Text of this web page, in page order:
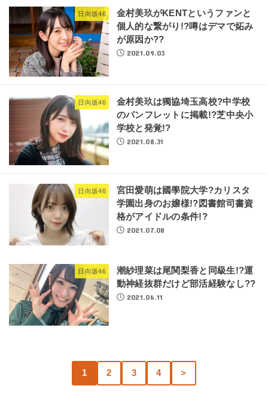
日向坂46
金村美玖がKENTというファンと
個人的な繋がり!?噂はデマで妬み
が原因か??
2021.09.03
日向坂46
金村美玖は獨協埼玉高校?中学校
のパンフレットに掲載!?芝中央小
学校と発覚!?
2021.08.31
日向坂46
宮田愛萌は國學院大学?カリスタ
学園出身のお嬢様!?図書館司書資
格がアイドルの条件!?
2021.07.08
日向坂46
潮紗理菜は尾関梨香と同級生!?運
動神経抜群だけど部活経験なし??
2021.06.11
1 2 3 4 ＞